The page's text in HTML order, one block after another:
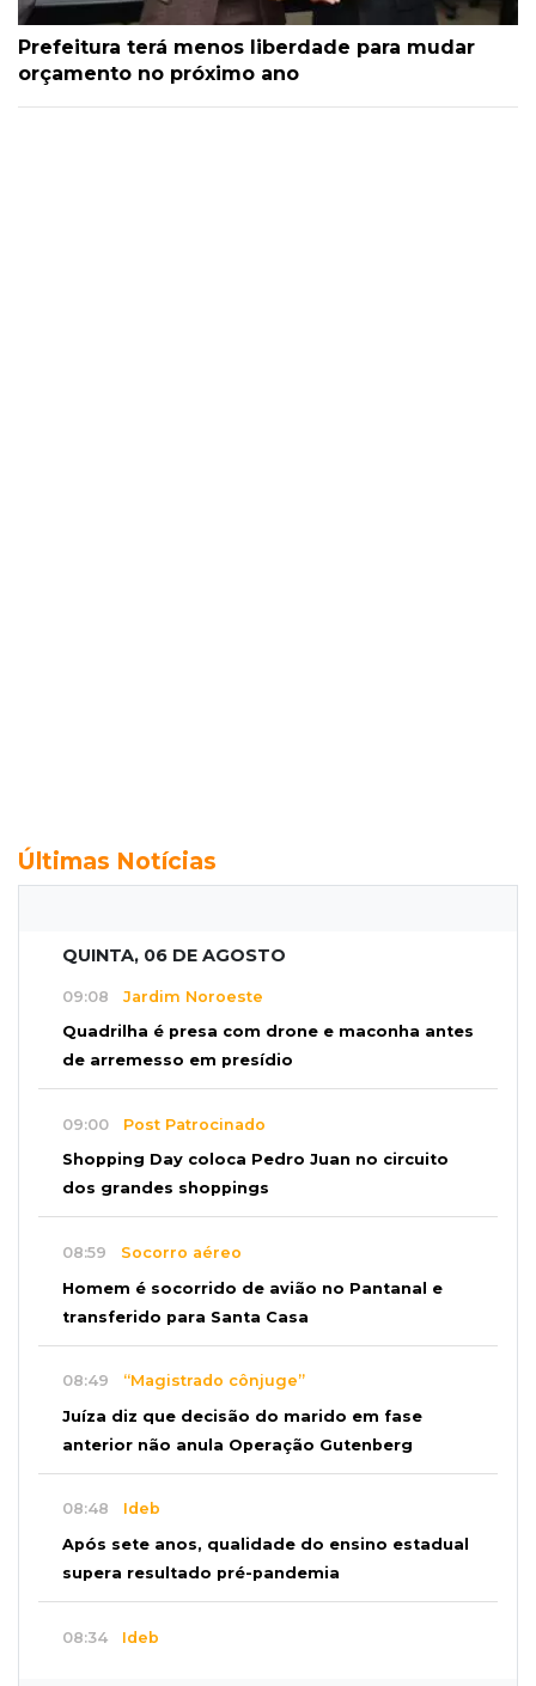
Prefeitura terá menos liberdade para mudar
orçamento no próximo ano
Últimas Notícias
QUINTA, 06 DE AGOSTO
09:08 Jardim Noroeste
Quadrilha é presa com drone e maconha antes
de arremesso em presídio
09:00 Post Patrocinado
Shopping Day coloca Pedro Juan no circuito
dos grandes shoppings
08:59 Socorro aéreo
Homem é socorrido de avião no Pantanal e
transferido para Santa Casa
08:49 “Magistrado cônjuge”
Juíza diz que decisão do marido em fase
anterior não anula Operação Gutenberg
08:48 Ideb
Após sete anos, qualidade do ensino estadual
supera resultado pré-pandemia
08:34 Ideb